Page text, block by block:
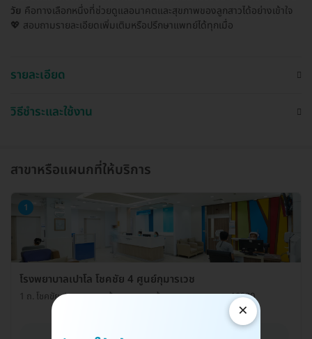
วัย คือทางเลือกหนึ่งที่ช่วยดูแลอนาคตและสุขภาพของลูกสาวได้อย่างเข้าใจ
💖 สอบถามรายละเอียดเพิ่มเติมหรือปรึกษาแพทย์ได้ทุกเมื่อ
รายละเอียด
วิธีชำระและใช้งาน
สาขาหรือแผนกที่ให้บริการ
1
โรงพยาบาลเปาโล โชคชัย 4 ศูนย์กุมารเวช
1 ถ. โชคขัย 4 แขวงลาดพร้าว เขตลาดพร้าว กรุงเทพมหานคร 10230
×